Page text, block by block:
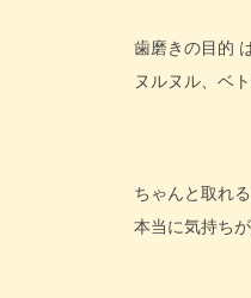
歯磨きの目的
ヌルヌル、ベ
ちゃんと取れ
本当に気持ち